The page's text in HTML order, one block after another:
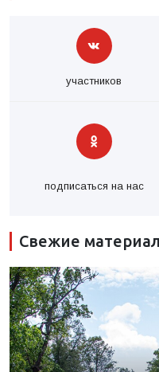
участников
подписаться на нас
Свежие